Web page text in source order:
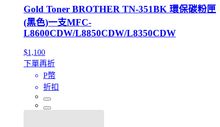
Gold Toner BROTHER TN-351BK 環保碳粉匣
(黑色)一支MFC-
L8600CDW/L8850CDW/L8350CDW
$1,100
下單再折
P幣
折扣